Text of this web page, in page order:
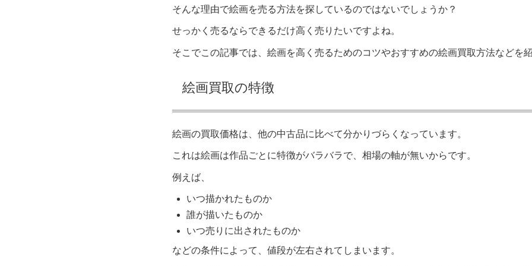
そんな理由で絵画を売る方法を探しているのではないでしょうか？
せっかく売るならできるだけ高く売りたいですよね。
そこでこの記事では、絵画を高く売るためのコツやおすすめの絵画買取方法などを
絵画買取の特徴
絵画の買取価格は、他の中古品に比べて分かりづらくなっています。
これは絵画は作品ごとに特徴がバラバラで、相場の軸が無いからです。
例えば、
いつ描かれたものか
誰が描いたものか
いつ売りに出されたものか
などの条件によって、値段が左右されてしまいます。